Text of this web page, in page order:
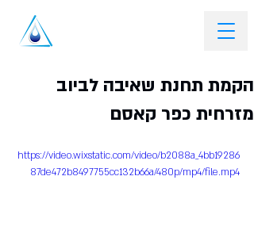
הקמת תחנת שאיבה לביוב
מזרחית כפר קאסם
https://video.wixstatic.com/video/b2088a_4bb19286
87de472b8497755cc132b66a/480p/mp4/file.mp4